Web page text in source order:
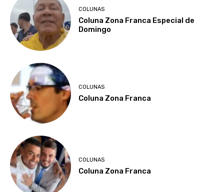
COLUNAS
Coluna Zona Franca Especial de
Domingo
COLUNAS
Coluna Zona Franca
COLUNAS
Coluna Zona Franca